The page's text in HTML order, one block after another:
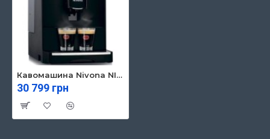
Кавомашина Nivona NICR690
30 799 грн